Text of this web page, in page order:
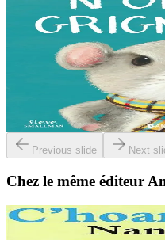
Bannoù-heol
I'm not grumpy!
À la lisière de la forêt vit une
grognonne et la plus
avec un petit blaireau...
En stock13,00 €
Previous slide Next
Chez le même éditeur
2 ans et plus
An Here